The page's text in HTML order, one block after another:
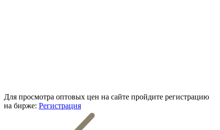
Для просмотра оптовых цен на сайте пройдите регистрацию
на бирже: Регистрация